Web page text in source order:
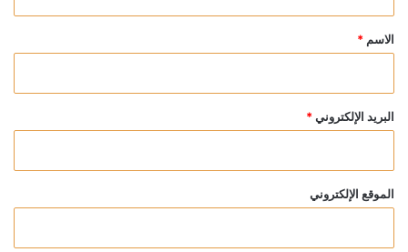
*
الاسم *
البريد الإلكتروني *
الموقع الإلكتروني